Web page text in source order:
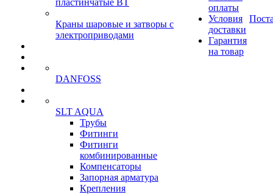
пластинчатые ВТ
Краны шаровые и затворы с
электроприводами
DANFOSS
SLT AQUA
Трубы
Фитинги
Фитинги
комбинированные
Компенсаторы
Запорная арматура
Крепления
оплаты
Условия
доставки
Гарантия
на товар